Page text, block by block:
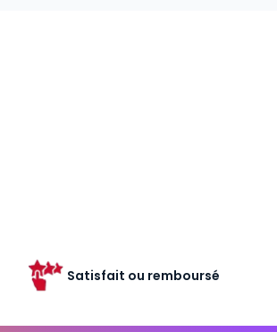
Satisfait ou remboursé